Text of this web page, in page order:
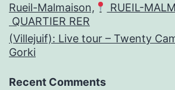
Rueil-Malmaison,
RUEIL-
QUARTIER RER
(Villejuif): Live tour – Twenty
Gorki
Recent Comments